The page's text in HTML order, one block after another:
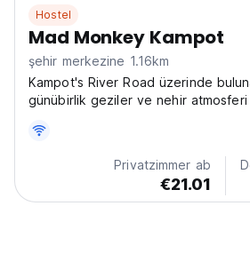
Hostel
Mad Monkey Kampot
şehir merkezine 1.16km
Kampot's River Road üzerinde
günübirlik geziler ve nehir atmosferi
eğlenceyi seven sırt çantalı
(Auto-translated from original
Privatzimmer ab
€21.01